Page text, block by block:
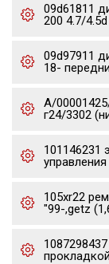
09d61811
200 4.7/
09d97911
18-
А/
г24/3302
101146231
105xr22
"99-,getz